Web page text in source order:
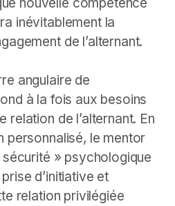
inévitablement la
de l’alternant.
angulaire de
à la fois aux besoins
relation de l’alternant. En
personnalisé, le mentor
» psychologique
d’initiative et
relation privilégiée